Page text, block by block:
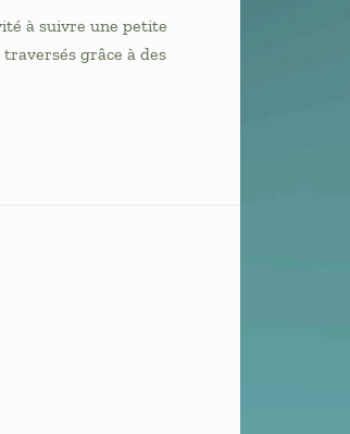
à suivre une petite
grâce à des